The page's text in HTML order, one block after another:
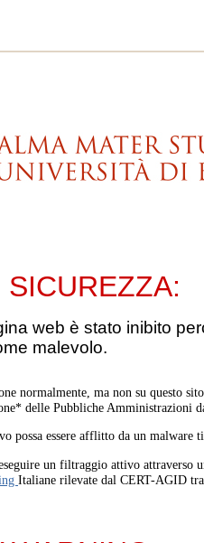
web è stato inibito
malevolo.
normalmente, ma non su questo
delle Pubbliche Amministrazioni
possa essere afflitto da un
un filtraggio attivo
Italiane rilevate dal CERT-AGID